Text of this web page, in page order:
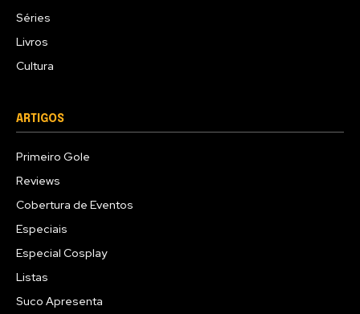
Séries
Livros
Cultura
ARTIGOS
Primeiro Gole
Reviews
Cobertura de Eventos
Especiais
Especial Cosplay
Listas
Suco Apresenta